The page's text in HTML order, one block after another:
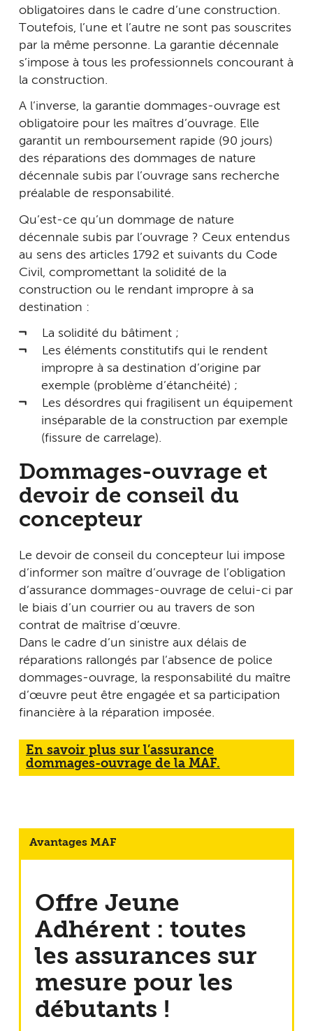
obligatoires dans le cadre d’une construction.
Toutefois, l’une et l’autre ne sont pas souscrites
par la même personne. La garantie décennale
s’impose à tous les professionnels concourant à
la construction.
A l’inverse, la garantie dommages-ouvrage est
obligatoire pour les maîtres d’ouvrage. Elle
garantit un remboursement rapide (90 jours)
des réparations des dommages de nature
décennale subis par l’ouvrage sans recherche
préalable de responsabilité.
Qu’est-ce qu’un dommage de nature
décennale subis par l’ouvrage ? Ceux entendus
au sens des articles 1792 et suivants du Code
Civil, compromettant la solidité de la
construction ou le rendant impropre à sa
destination :
La solidité du bâtiment ;
Les éléments constitutifs qui le rendent
impropre à sa destination d’origine par
exemple (problème d’étanchéité) ;
Les désordres qui fragilisent un équipement
inséparable de la construction par exemple
(fissure de carrelage).
Dommages-ouvrage et
devoir de conseil du
concepteur
Le devoir de conseil du concepteur lui impose
d’informer son maître d’ouvrage de l’obligation
d’assurance dommages-ouvrage de celui-ci par
le biais d’un courrier ou au travers de son
contrat de maîtrise d’œuvre.
Dans le cadre d’un sinistre aux délais de
réparations rallongés par l’absence de police
dommages-ouvrage, la responsabilité du maître
d’œuvre peut être engagée et sa participation
financière à la réparation imposée.
En savoir plus sur l’assurance
dommages-ouvrage de la MAF.
Avantages MAF
Offre Jeune
Adhérent : toutes
les assurances sur
mesure pour les
débutants !